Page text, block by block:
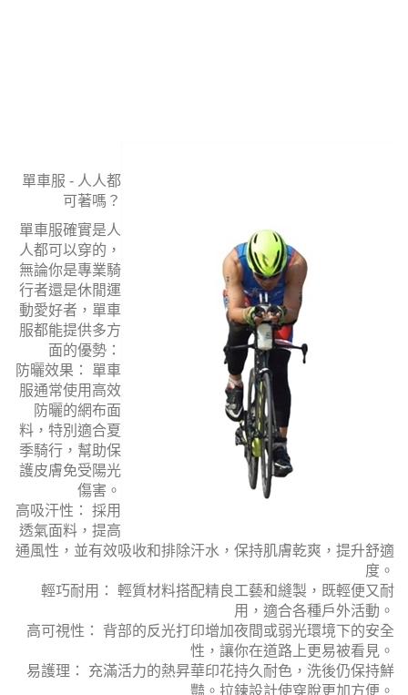
單車服 - 人人都
可著嗎？
單車服確實是人
人都可以穿的，
無論你是專業騎
行者還是休閒運
動愛好者，單車
服都能提供多方
面的優勢：
防曬效果： 單車
服通常使用高效
防曬的網布面
料，特別適合夏
季騎行，幫助保
護皮膚免受陽光
傷害。
高吸汗性： 採用
透氣面料，提高
通風性，並有效吸收和排除汗水，保持肌膚乾爽，提升舒適
度。
輕巧耐用： 輕質材料搭配精良工藝和縫製，既輕便又耐
用，適合各種戶外活動。
高可視性： 背部的反光打印增加夜間或弱光環境下的安全
性，讓你在道路上更易被看見。
易護理： 充滿活力的熱昇華印花持久耐色，洗後仍保持鮮
豔。拉鍊設計使穿脫更加方便。